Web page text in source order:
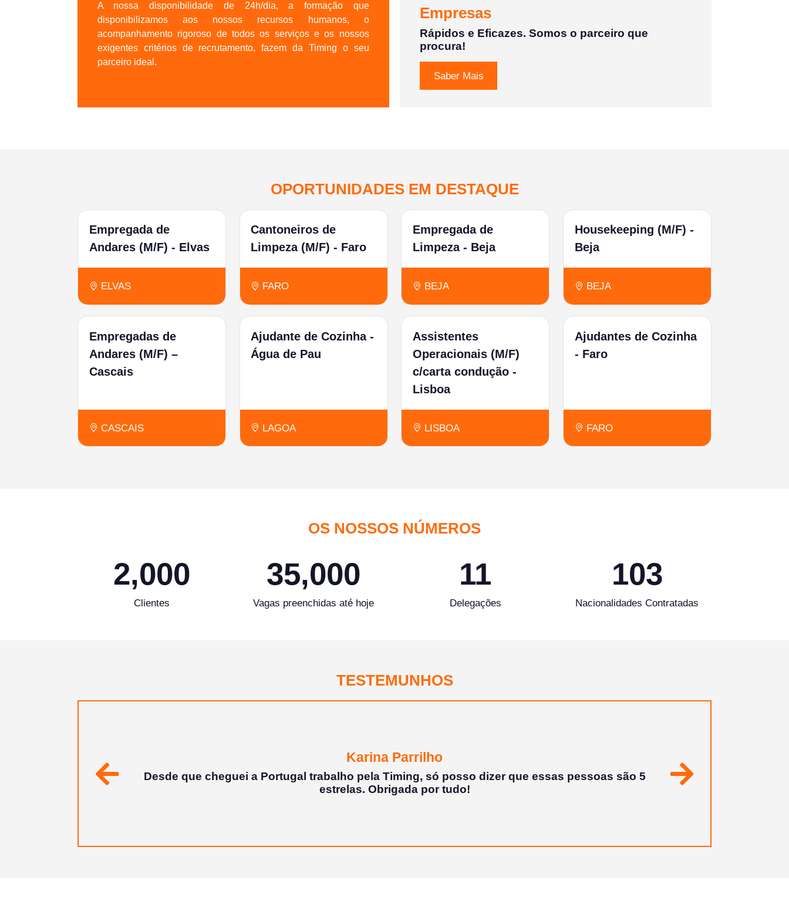
A nossa disponibilidade de 24h/dia, a formação que
disponibilizamos aos nossos recursos humanos, o
acompanhamento rigoroso de todos os serviços e os nossos
exigentes critérios de recrutamento, fazem da Timing o seu
parceiro ideal.
Empresas
Rápidos e Eficazes. Somos o parceiro que
procura!
Saber Mais
OPORTUNIDADES EM DESTAQUE
Empregada de
Andares (M/F) - Elvas
ELVAS
Cantoneiros de
Limpeza (M/F) - Faro
FARO
Empregada de
Limpeza - Beja
BEJA
Housekeeping (M/F) -
Beja
BEJA
Empregadas de
Andares (M/F) –
Cascais
CASCAIS
Ajudante de Cozinha -
Água de Pau
LAGOA
Assistentes
Operacionais (M/F)
c/carta condução -
Lisboa
LISBOA
Ajudantes de Cozinha
- Faro
FARO
OS NOSSOS NÚMEROS
2,000
Clientes
35,000
Vagas preenchidas até hoje
11
Delegações
103
Nacionalidades Contratadas
TESTEMUNHOS
Karla Gomes | Housekeeping e mesas
A melhor empresa de Trabalho Temporário de Portugal, não só com a atenção dos funcionários
que nos fornecem emprego, mas também com a questão financeira... Sempre obtive o meu
salário certíssimo e sem atrasos.Obrigada Timing!Parabéns pelo lindo trabalho!
Anterior Seguinte